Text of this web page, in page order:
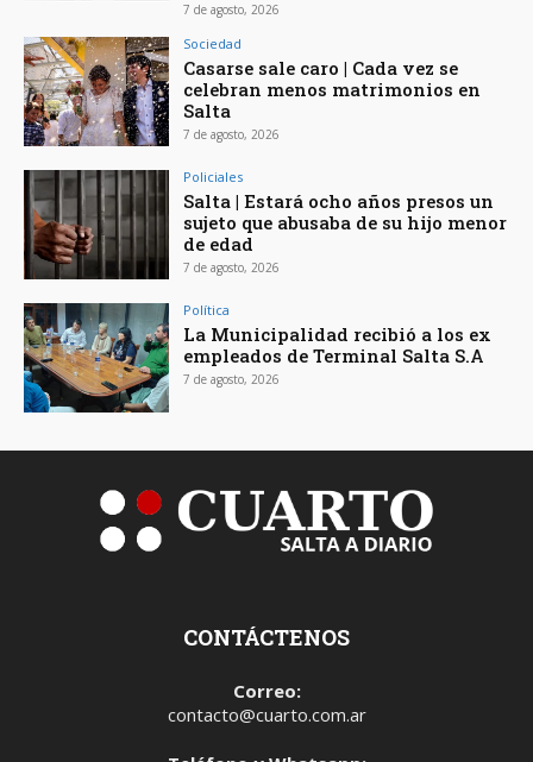
7 de agosto, 2026
Sociedad
Casarse sale caro | Cada vez se
celebran menos matrimonios en
Salta
7 de agosto, 2026
Policiales
Salta | Estará ocho años presos un
sujeto que abusaba de su hijo menor
de edad
7 de agosto, 2026
Política
La Municipalidad recibió a los ex
empleados de Terminal Salta S.A
7 de agosto, 2026
CONTÁCTENOS
Correo:
contacto@cuarto.com.ar